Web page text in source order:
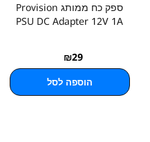
ספק כח ממותג Provision
PSU DC Adapter 12V 1A
₪29
הוספה לסל